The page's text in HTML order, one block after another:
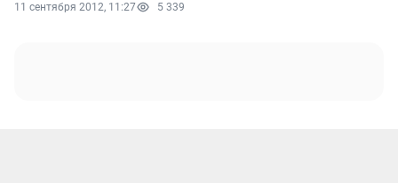
11 сентября 2012, 11:27 5 339